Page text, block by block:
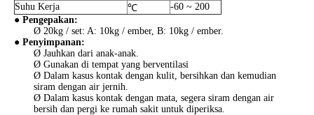
Suhu Kerja
℃
-60 ~ 200
● Pengepakan:
Ø 20kg / set: A: 10kg / ember, B: 10kg / ember.
● Penyimpanan:
Ø Jauhkan dari anak-anak.
Ø Gunakan di tempat yang berventilasi
Ø Dalam kasus kontak dengan kulit, bersihkan dan kemudian
siram dengan air jernih.
Ø Dalam kasus kontak dengan mata, segera siram dengan air
bersih dan pergi ke rumah sakit untuk diperiksa.